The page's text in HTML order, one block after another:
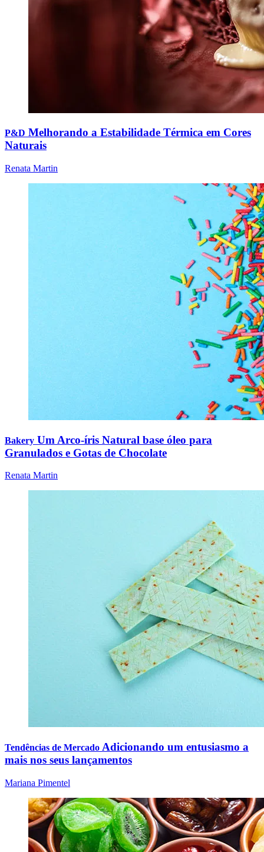
P&D Melhorando a Estabilidade Térmica em Cores
Naturais
Renata Martin
Bakery Um Arco-íris Natural base óleo para
Granulados e Gotas de Chocolate
Renata Martin
Tendências de Mercado Adicionando um entusiasmo a
mais nos seus lançamentos
Mariana Pimentel